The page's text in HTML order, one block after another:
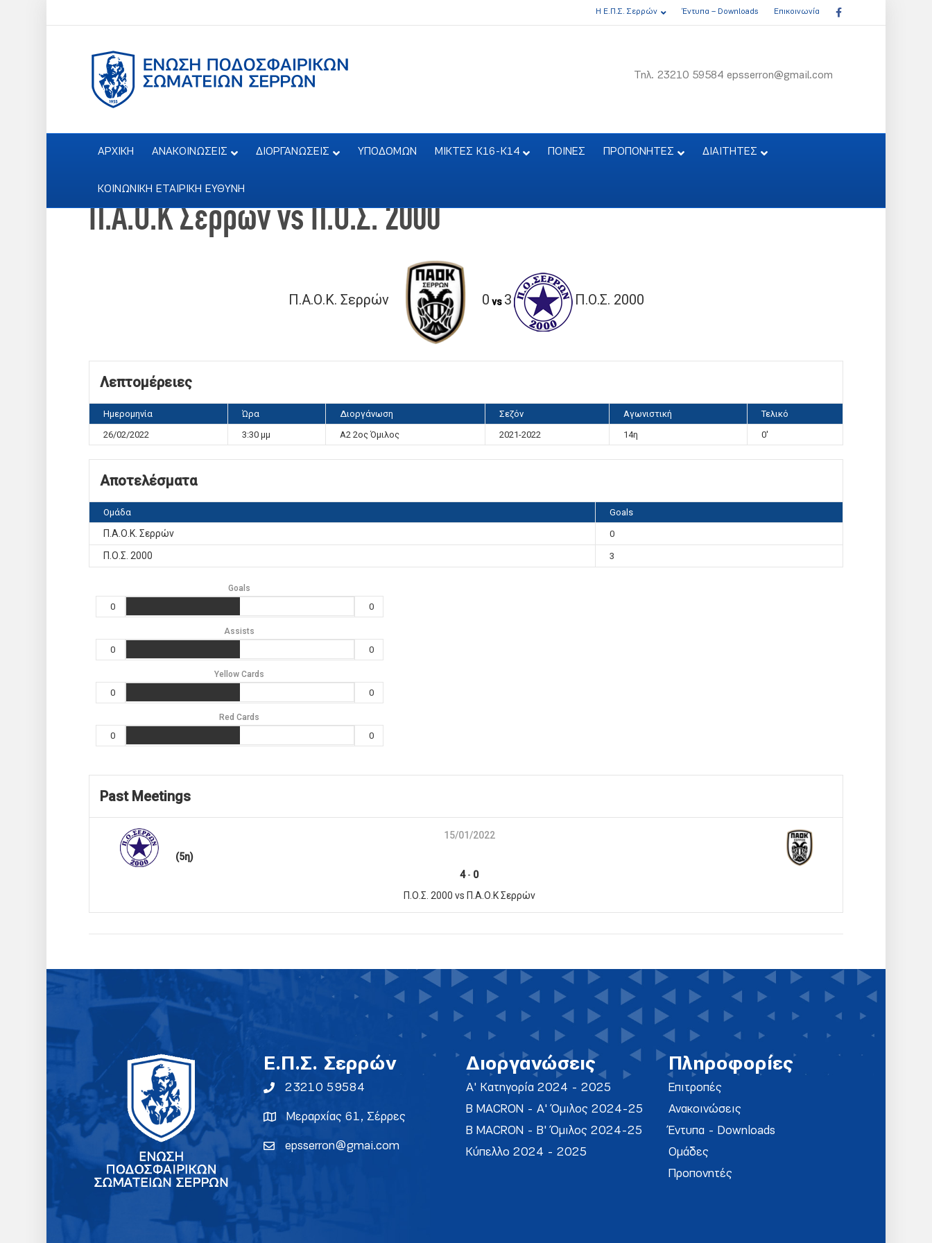
Η Ε.Π.Σ. Σερρών Έντυπα – Downloads Επικοινωνία Facebook
Τηλ. 23210 59584 epsserron@gmail.com
ΑΡΧΙΚΗ ΑΝΑΚΟΙΝΩΣΕΙΣ ΔΙΟΡΓΑΝΩΣΕΙΣ ΥΠΟΔΟΜΩΝ ΜΙΚΤΕΣ Κ16-Κ14 ΠΟΙΝΕΣ ΠΡΟΠΟΝΗΤΕΣ ΔΙΑΙΤΗΤΕΣ
ΚΟΙΝΩΝΙΚΗ ΕΤΑΙΡΙΚΗ ΕΥΘΥΝΗ
Π.Α.Ο.Κ Σερρών vs Π.Ο.Σ. 2000
Π.Α.Ο.Κ. Σερρών 0 vs 3 Π.Ο.Σ. 2000
Λεπτομέρειες
Ημερομηνία Ώρα Διοργάνωση Σεζόν Αγωνιστική
Τελικό
26/02/2022
3:30 μμ Α2 2ος Όμιλος 2021-2022 14η 0'
Αποτελέσματα
Ομάδα Goals
Π.Α.Ο.Κ. Σερρών 0
Π.Ο.Σ. 2000 3
Goals
0 0
Assists
0 0
Yellow Cards
0 0
Red Cards
0 0
Past Meetings
15/01/2022
(5η)
4- 0
Π.Ο.Σ. 2000 vs Π.Α.Ο.Κ Σερρών
E.Π.Σ. Σερρών
23210 59584
Μεραρχίας 61, Σέρρες
epsserron@gmai.com
Διοργανώσεις
Α' Κατηγορία 2024 - 2025
Β MACRON - Α' Όμιλος 2024-25
Β MACRON - Β' Όμιλος 2024-25
Κύπελλο 2024 - 2025
Πληροφορίες
Επιτροπές
Ανακοινώσεις
Έντυπα - Downloads
Ομάδες
Προπονητές